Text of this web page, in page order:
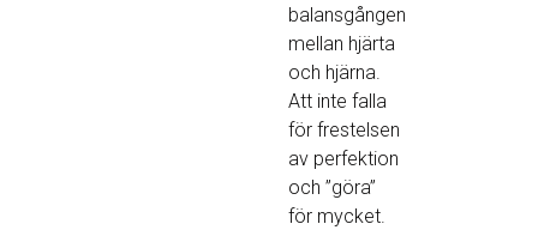
balansgången
mellan hjärta
och hjärna.
Att inte falla
för frestelsen
av perfektion
och ”göra”
för mycket.